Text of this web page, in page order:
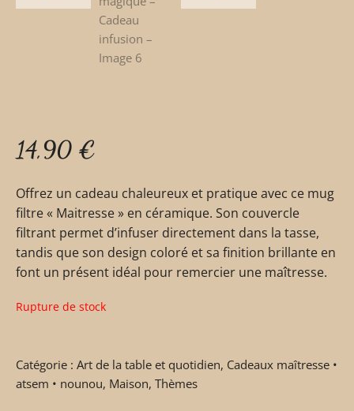
14,90 €
Offrez un cadeau chaleureux et pratique avec ce mug
filtre « Maitresse » en céramique. Son couvercle
filtrant permet d’infuser directement dans la tasse,
tandis que son design coloré et sa finition brillante en
font un présent idéal pour remercier une maîtresse.
Rupture de stock
Catégorie : Art de la table et quotidien, Cadeaux maîtresse •
atsem • nounou, Maison, Thèmes